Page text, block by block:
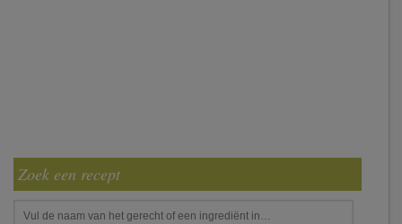
Zoek een recept